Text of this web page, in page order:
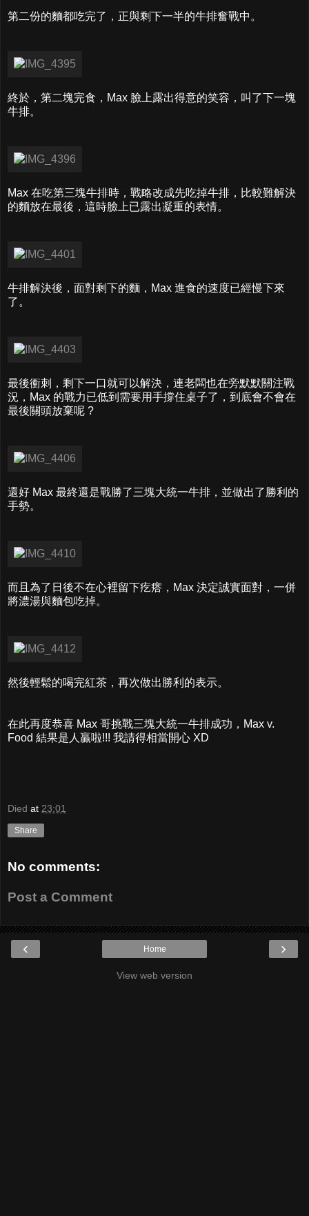
第二份的麵都吃完了，正與剩下一半的牛排奮戰中。
終於，第二塊完食，Max 臉上露出得意的笑容，叫了下一塊
牛排。
Max 在吃第三塊牛排時，戰略改成先吃掉牛排，比較難解決
的麵放在最後，這時臉上已露出凝重的表情。
牛排解決後，面對剩下的麵，Max 進食的速度已經慢下來
了。
最後衝刺，剩下一口就可以解決，連老闆也在旁默默關注戰
況，Max 的戰力已低到需要用手撐住桌子了，到底會不會在
最後關頭放棄呢 ?
還好 Max 最終還是戰勝了三塊大統一牛排，並做出了勝利的
手勢。
而且為了日後不在心裡留下疙瘩，Max 決定誠實面對，一併
將濃湯與麵包吃掉。
然後輕鬆的喝完紅茶，再次做出勝利的表示。
在此再度恭喜 Max 哥挑戰三塊大統一牛排成功，Max v.
Food 結果是人贏啦!!! 我請得相當開心 XD
Died at 23:01
Share
No comments:
Post a Comment
‹ ›
Home
View web version